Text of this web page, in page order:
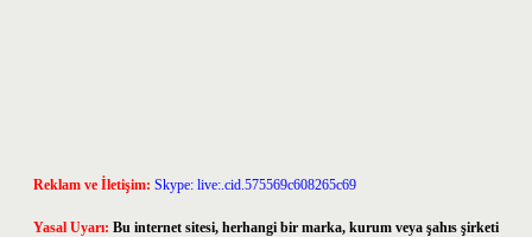
Reklam ve İletişim: Skype: live:.cid.575569c608265c69
Yasal Uyarı: Bu internet sitesi, herhangi bir marka, kurum veya şahıs şirketi